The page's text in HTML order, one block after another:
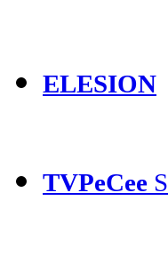
ELESION
TVPeCee